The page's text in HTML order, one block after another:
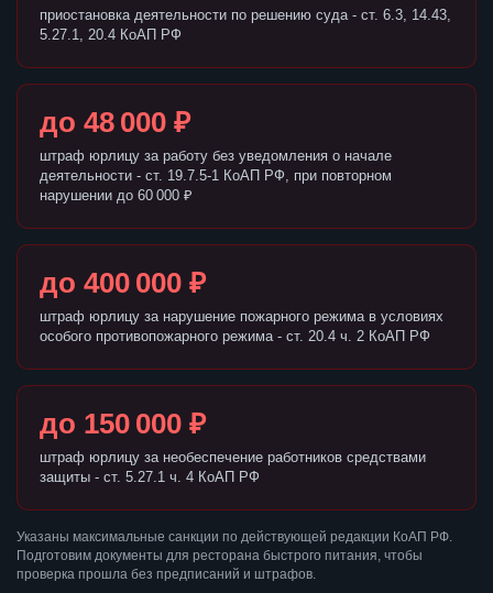
приостановка деятельности по решению суда - ст. 6.3, 14.43,
5.27.1, 20.4 КоАП РФ
до 48 000 ₽
штраф юрлицу за работу без уведомления о начале
деятельности - ст. 19.7.5-1 КоАП РФ, при повторном
нарушении до 60 000 ₽
до 400 000 ₽
штраф юрлицу за нарушение пожарного режима в условиях
особого противопожарного режима - ст. 20.4 ч. 2 КоАП РФ
до 150 000 ₽
штраф юрлицу за необеспечение работников средствами
защиты - ст. 5.27.1 ч. 4 КоАП РФ
Указаны максимальные санкции по действующей редакции КоАП РФ.
Подготовим документы для ресторана быстрого питания, чтобы
проверка прошла без предписаний и штрафов.